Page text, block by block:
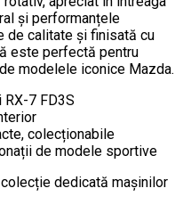
și performanțele
de calitate și finisată cu
este perfectă pentru
modelele iconice Mazda.
7 FD3S
colecționabile
de modele sportive
dedicată mașinilor